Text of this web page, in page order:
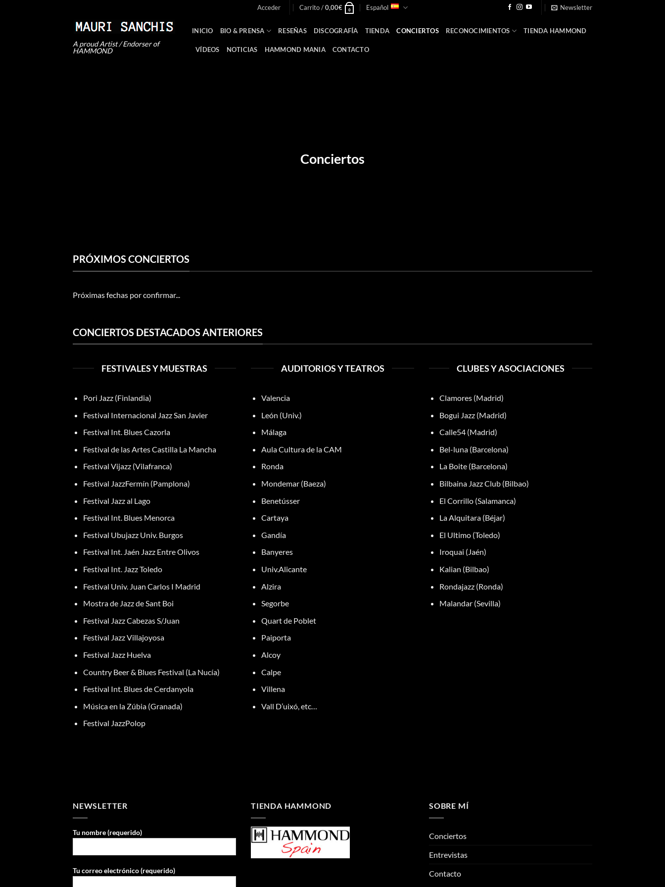
Acceder Carrito /0,00€ 0 Español Newsletter
A proud Artist / Endorser of
HAMMOND
INICIO BIO & PRENSA RESEÑAS DISCOGRAFÍA TIENDA CONCIERTOS RECONOCIMIENTOS TIENDA HAMMOND
VÍDEOS NOTICIAS HAMMOND MANIA CONTACTO
Conciertos
PRÓXIMOS CONCIERTOS
Próximas fechas por confirmar...
CONCIERTOS DESTACADOS ANTERIORES
FESTIVALES Y MUESTRAS
Pori Jazz (Finlandia)
Festival Internacional Jazz San Javier
Festival Int. Blues Cazorla
Festival de las Artes Castilla La Mancha
Festival Vijazz (Vilafranca)
Festival JazzFermín (Pamplona)
Festival Jazz al Lago
Festival Int. Blues Menorca
Festival Ubujazz Univ. Burgos
Festival Int. Jaén Jazz Entre Olivos
Festival Int. Jazz Toledo
Festival Univ. Juan Carlos I Madrid
Mostra de Jazz de Sant Boi
Festival Jazz Cabezas S/Juan
Festival Jazz Villajoyosa
Festival Jazz Huelva
Country Beer & Blues Festival (La Nucía)
Festival Int. Blues de Cerdanyola
Música en la Zúbia (Granada)
Festival JazzPolop
AUDITORIOS Y TEATROS
Valencia
León (Univ.)
Málaga
Aula Cultura de la CAM
Ronda
Mondemar (Baeza)
Benetússer
Cartaya
Gandía
Banyeres
Univ.Alicante
Alzira
Segorbe
Quart de Poblet
Paiporta
Alcoy
Calpe
Villena
Vall D’uixó, etc…
CLUBES Y ASOCIACIONES
Clamores (Madrid)
Bogui Jazz (Madrid)
Calle54 (Madrid)
Bel-luna (Barcelona)
La Boite (Barcelona)
Bilbaina Jazz Club (Bilbao)
El Corrillo (Salamanca)
La Alquitara (Béjar)
El Ultimo (Toledo)
Iroquai (Jaén)
Kalian (Bilbao)
Rondajazz (Ronda)
Malandar (Sevilla)
NEWSLETTER
Tu nombre (requerido)
Tu correo electrónico (requerido)
TIENDA HAMMOND SOBRE MÍ
Conciertos
Entrevistas
Contacto